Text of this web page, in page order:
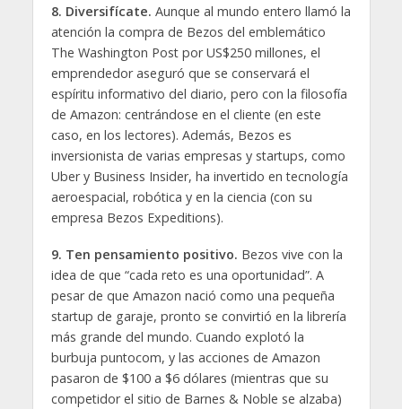
8. Diversifícate. Aunque al mundo entero llamó la
atención la compra de Bezos del emblemático
The Washington Post por US$250 millones, el
emprendedor aseguró que se conservará el
espíritu informativo del diario, pero con la filosofía
de Amazon: centrándose en el cliente (en este
caso, en los lectores). Además, Bezos es
inversionista de varias empresas y startups, como
Uber y Business Insider, ha invertido en tecnología
aeroespacial, robótica y en la ciencia (con su
empresa Bezos Expeditions).
9. Ten pensamiento positivo. Bezos vive con la
idea de que “cada reto es una oportunidad”. A
pesar de que Amazon nació como una pequeña
startup de garaje, pronto se convirtió en la librería
más grande del mundo. Cuando explotó la
burbuja puntocom, y las acciones de Amazon
pasaron de $100 a $6 dólares (mientras que su
competidor el sitio de Barnes & Noble se alzaba)